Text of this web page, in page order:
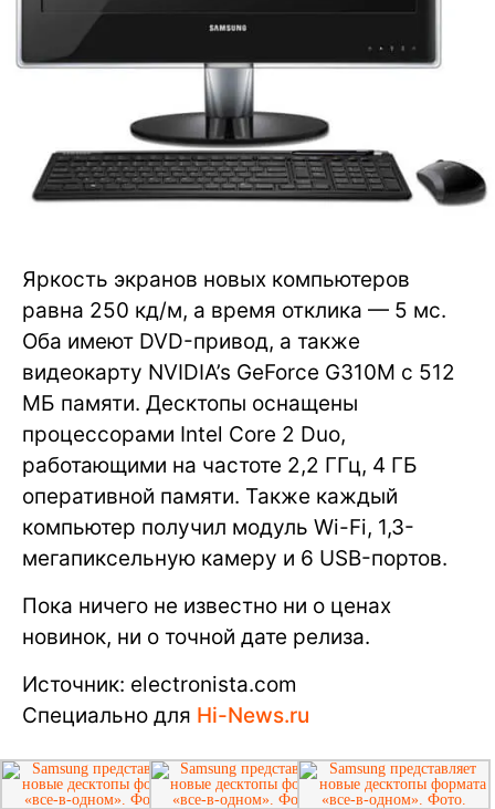
Яркость экранов новых компьютеров
равна 250 кд/м, а время отклика — 5 мс.
Оба имеют DVD-привод, а также
видеокарту NVIDIA’s GeForce G310M с 512
МБ памяти. Десктопы оснащены
процессорами Intel Core 2 Duo,
работающими на частоте 2,2 ГГц, 4 ГБ
оперативной памяти. Также каждый
компьютер получил модуль Wi-Fi, 1,3-
мегапиксельную камеру и 6 USB-портов.
Пока ничего не известно ни о ценах
новинок, ни о точной дате релиза.
Источник: electronista.com
Специально для Hi-News.ru